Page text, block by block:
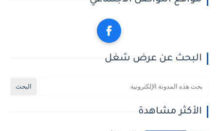
البحث عن عرض شغل
الأكثر مشاهدة